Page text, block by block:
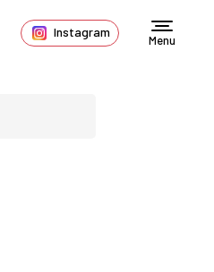
Instagram
Menu